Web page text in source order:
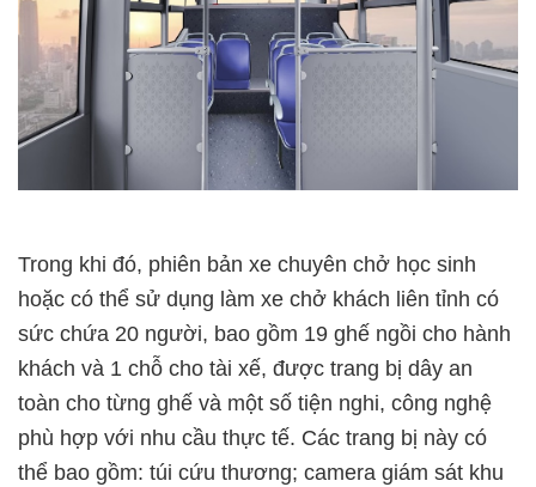
Trong khi đó, phiên bản xe chuyên chở học sinh
hoặc có thể sử dụng làm xe chở khách liên tỉnh có
sức chứa 20 người, bao gồm 19 ghế ngồi cho hành
khách và 1 chỗ cho tài xế, được trang bị dây an
toàn cho từng ghế và một số tiện nghi, công nghệ
phù hợp với nhu cầu thực tế. Các trang bị này có
thể bao gồm: túi cứu thương; camera giám sát khu